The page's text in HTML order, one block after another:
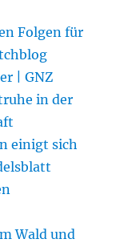
Folgen für
| GNZ
in der
einigt sich
Wald und